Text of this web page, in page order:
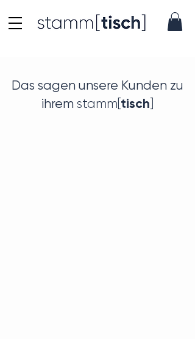
Das sagen unsere Kunden zu
ihrem stamm[tisch]